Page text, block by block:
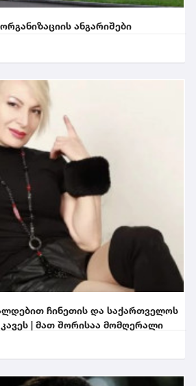
ანგარიშები
ჩინეთის და საქართველოს
| მათ შორისაა მომღერალი